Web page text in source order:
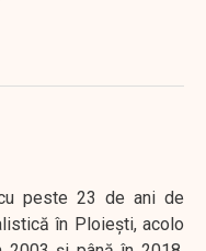
peste 23 de ani de
în Ploieşti, acolo